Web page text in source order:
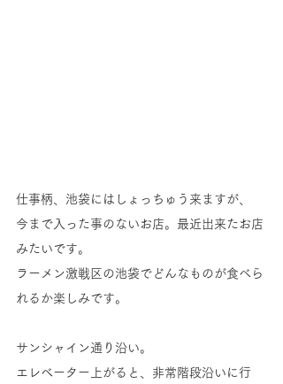
仕事柄、池袋にはしょっちゅう来ますが、
今まで入った事のないお店。最近出来たお店
みたいです。
ラーメン激戦区の池袋でどんなものが食べら
れるか楽しみです。
サンシャイン通り沿い。
エレベーター上がると、非常階段沿いに行